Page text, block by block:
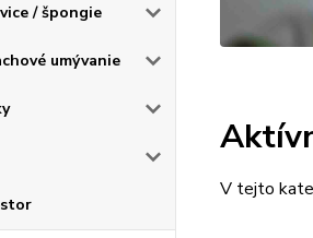
/ špongie
umývanie
V tejto